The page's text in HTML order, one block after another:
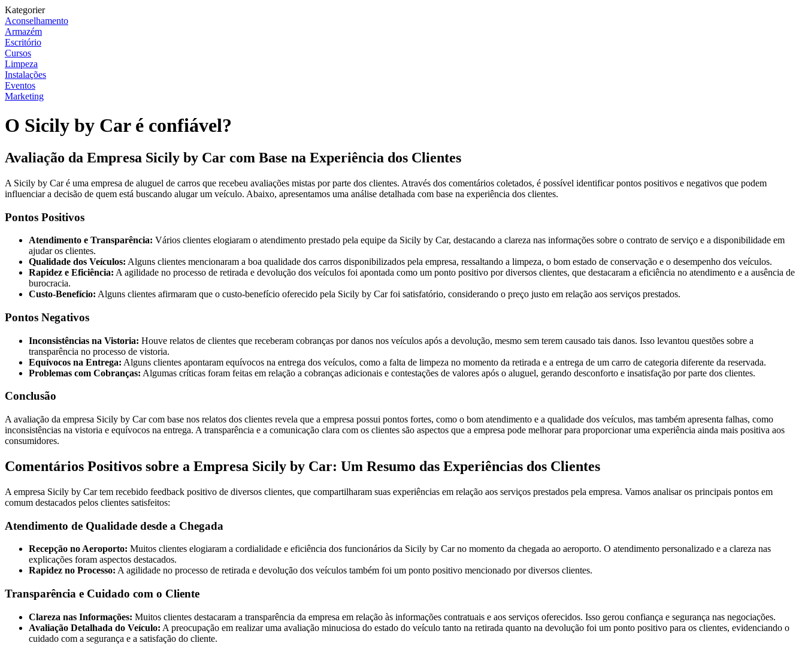
Kategorier
Aconselhamento
Armazém
Escritório
Cursos
Limpeza
Instalações
Eventos
Marketing
O Sicily by Car é confiável?
Avaliação da Empresa Sicily by Car com Base na Experiência dos Clientes
A Sicily by Car é uma empresa de aluguel de carros que recebeu avaliações mistas por parte dos clientes. Através dos comentários coletados, é possível identificar pontos positivos e negativos que podem
influenciar a decisão de quem está buscando alugar um veículo. Abaixo, apresentamos uma análise detalhada com base na experiência dos clientes.
Pontos Positivos
Atendimento e Transparência: Vários clientes elogiaram o atendimento prestado pela equipe da Sicily by Car, destacando a clareza nas informações sobre o contrato de serviço e a disponibilidade em
ajudar os clientes.
Qualidade dos Veículos: Alguns clientes mencionaram a boa qualidade dos carros disponibilizados pela empresa, ressaltando a limpeza, o bom estado de conservação e o desempenho dos veículos.
Rapidez e Eficiência: A agilidade no processo de retirada e devolução dos veículos foi apontada como um ponto positivo por diversos clientes, que destacaram a eficiência no atendimento e a ausência de
burocracia.
Custo-Benefício: Alguns clientes afirmaram que o custo-benefício oferecido pela Sicily by Car foi satisfatório, considerando o preço justo em relação aos serviços prestados.
Pontos Negativos
Inconsistências na Vistoria: Houve relatos de clientes que receberam cobranças por danos nos veículos após a devolução, mesmo sem terem causado tais danos. Isso levantou questões sobre a
transparência no processo de vistoria.
Equívocos na Entrega: Alguns clientes apontaram equívocos na entrega dos veículos, como a falta de limpeza no momento da retirada e a entrega de um carro de categoria diferente da reservada.
Problemas com Cobranças: Algumas críticas foram feitas em relação a cobranças adicionais e contestações de valores após o aluguel, gerando desconforto e insatisfação por parte dos clientes.
Conclusão
A avaliação da empresa Sicily by Car com base nos relatos dos clientes revela que a empresa possui pontos fortes, como o bom atendimento e a qualidade dos veículos, mas também apresenta falhas, como
inconsistências na vistoria e equívocos na entrega. A transparência e a comunicação clara com os clientes são aspectos que a empresa pode melhorar para proporcionar uma experiência ainda mais positiva aos
consumidores.
Comentários Positivos sobre a Empresa Sicily by Car: Um Resumo das Experiências dos Clientes
A empresa Sicily by Car tem recebido feedback positivo de diversos clientes, que compartilharam suas experiências em relação aos serviços prestados pela empresa. Vamos analisar os principais pontos em
comum destacados pelos clientes satisfeitos:
Atendimento de Qualidade desde a Chegada
Recepção no Aeroporto: Muitos clientes elogiaram a cordialidade e eficiência dos funcionários da Sicily by Car no momento da chegada ao aeroporto. O atendimento personalizado e a clareza nas
explicações foram aspectos destacados.
Rapidez no Processo: A agilidade no processo de retirada e devolução dos veículos também foi um ponto positivo mencionado por diversos clientes.
Transparência e Cuidado com o Cliente
Clareza nas Informações: Muitos clientes destacaram a transparência da empresa em relação às informações contratuais e aos serviços oferecidos. Isso gerou confiança e segurança nas negociações.
Avaliação Detalhada do Veículo: A preocupação em realizar uma avaliação minuciosa do estado do veículo tanto na retirada quanto na devolução foi um ponto positivo para os clientes, evidenciando o
cuidado com a segurança e a satisfação do cliente.